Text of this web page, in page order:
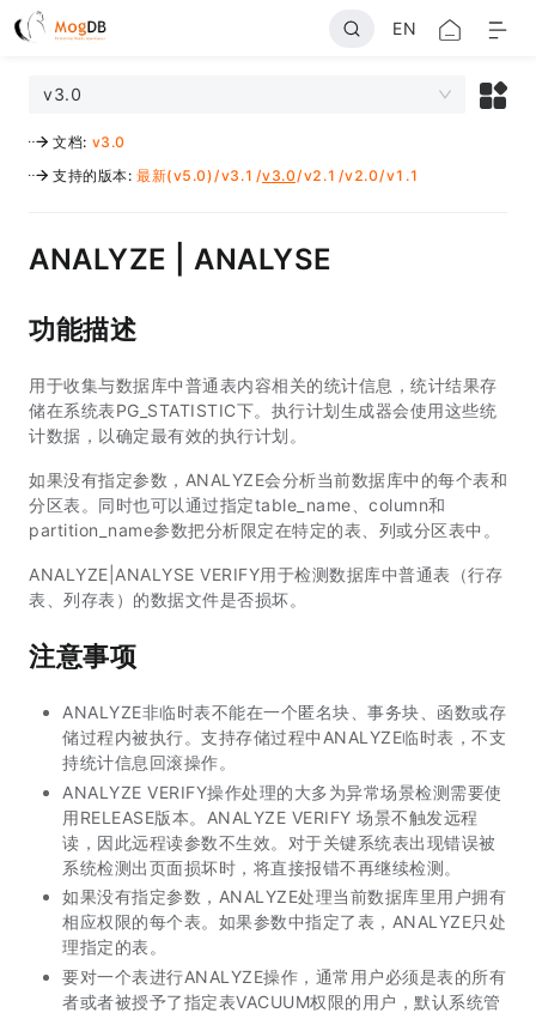
EN
v3.0
文档: v3.0
支持的版本: 最新(v5.0)/v3.1 /v3.0/v2.1 /v2.0/v1.1
ANALYZE | ANALYSE
功能描述
用于收集与数据库中普通表内容相关的统计信息，统计结果存
储在系统表PG_STATISTIC下。执行计划生成器会使用这些统
计数据，以确定最有效的执行计划。
如果没有指定参数，ANALYZE会分析当前数据库中的每个表和
分区表。同时也可以通过指定table_name、column和
partition_name参数把分析限定在特定的表、列或分区表中。
ANALYZE|ANALYSE VERIFY用于检测数据库中普通表（行存
表、列存表）的数据文件是否损坏。
注意事项
ANALYZE非临时表不能在一个匿名块、事务块、函数或存
储过程内被执行。支持存储过程中ANALYZE临时表，不支
持统计信息回滚操作。
ANALYZE VERIFY操作处理的大多为异常场景检测需要使
用RELEASE版本。ANALYZE VERIFY 场景不触发远程
读，因此远程读参数不生效。对于关键系统表出现错误被
系统检测出页面损坏时，将直接报错不再继续检测。
如果没有指定参数，ANALYZE处理当前数据库里用户拥有
相应权限的每个表。如果参数中指定了表，ANALYZE只处
理指定的表。
要对一个表进行ANALYZE操作，通常用户必须是表的所有
者或者被授予了指定表VACUUM权限的用户，默认系统管